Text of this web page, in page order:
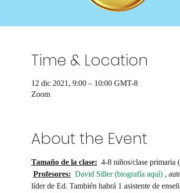
Time & Location
12 dic 2021, 9:00 – 10:00 GMT-8
Zoom
About the Event
Tamaño de la clase: 4-8 niños/clase primaria
Profesores: David Siller (biografía aquí) ,
líder de Ed. También habrá 1 asistente de